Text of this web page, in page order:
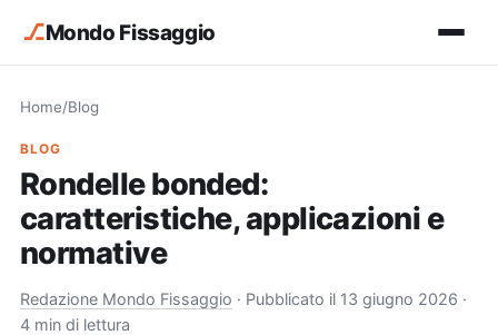
⎇Mondo Fissaggio
Home/Blog
BLOG
Rondelle bonded:
caratteristiche, applicazioni e
normative
Redazione Mondo Fissaggio · Pubblicato il 13 giugno 2026 ·
4 min di lettura